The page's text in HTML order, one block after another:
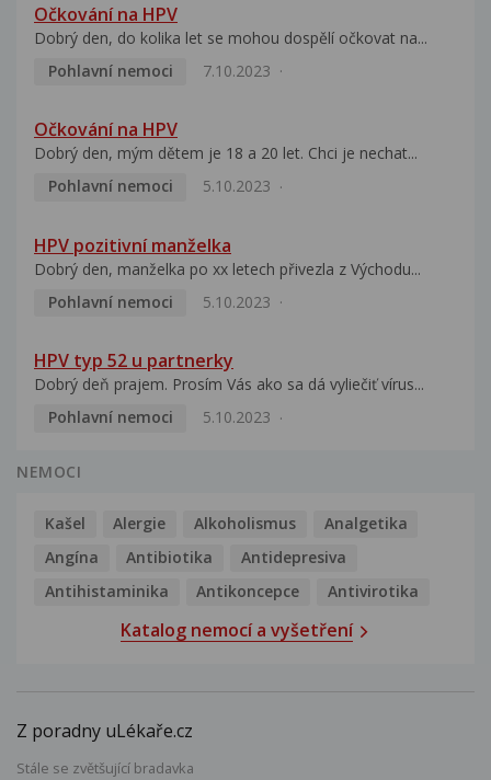
Očkování na HPV
Dobrý den, do kolika let se mohou dospělí očkovat na...
Pohlavní nemoci
7.10.2023
Očkování na HPV
Dobrý den, mým dětem je 18 a 20 let. Chci je nechat...
Pohlavní nemoci
5.10.2023
HPV pozitivní manželka
Dobrý den, manželka po xx letech přivezla z Východu...
Pohlavní nemoci
5.10.2023
HPV typ 52 u partnerky
Dobrý deň prajem. Prosím Vás ako sa dá vyliečiť vírus...
Pohlavní nemoci
5.10.2023
NEMOCI
Kašel Alergie Alkoholismus
Analgetika
Angína
Antibiotika
Antidepresiva
Antihistaminika
Antikoncepce Antivirotika
Katalog nemocí a vyšetření
Z poradny uLékaře.cz
Stále se zvětšující bradavka